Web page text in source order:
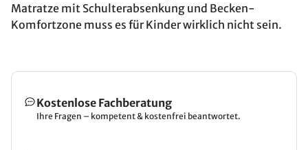
Matratze mit Schulterabsenkung und Becken-
Komfortzone muss es für Kinder wirklich nicht sein.
Kostenlose Fachberatung
Ihre Fragen – kompetent & kostenfrei beantwortet.